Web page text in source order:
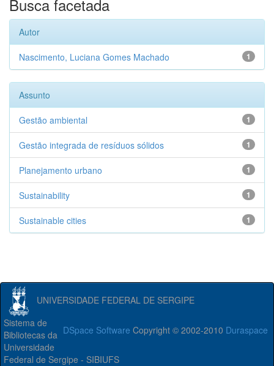
Busca facetada
Autor
1
Nascimento, Luciana Gomes Machado
Assunto
1
Gestão ambiental
1
Gestão integrada de resíduos sólidos
1
Planejamento urbano
1
Sustainability
1
Sustainable cities
UNIVERSIDADE FEDERAL DE SERGIPE
DSpace Software Copyright © 2002-2010 Duraspace
Sistema de
Bibliotecas da
Universidade
Federal de Sergipe - SIBIUFS